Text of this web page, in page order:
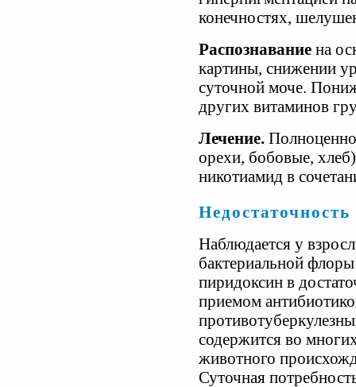
конечностях,
Распознавание на
картины, снижении
суточной моче.
других витаминов
Лечение.
орехи, бобовые,
никотиамид в
Наблюдается у
бактериальной
пиридоксин в
приемом
содержится во
животного
Суточная